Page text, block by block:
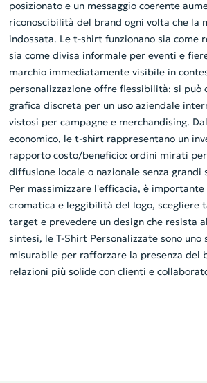
posizionato e un messaggio coerente
riconoscibilità del brand ogni volta che la
indossata. Le t-shirt funzionano sia come
sia come divisa informale per eventi e
marchio immediatamente visibile in
personalizzazione offre flessibilità: si può
grafica discreta per un uso aziendale
vistosi per campagne e merchandising.
economico, le t-shirt rappresentano un
rapporto costo/beneficio: ordini mirati
diffusione locale o nazionale senza
Per massimizzare l'efficacia, è importante
cromatica e leggibilità del logo, scegliere
target e prevedere un design che resista
sintesi, le T-Shirt Personalizzate sono
misurabile per rafforzare la presenza del
relazioni più solide con clienti e